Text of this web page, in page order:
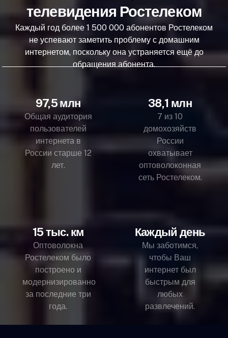
телевидения Ростелеком
Каждый год более 1 500 000 абонентов Ростелеком
не успевают заметить проблему с домашним
интернетом, поскольку она устраняется ещё до
обращения абонента.
97,5 млн
Общая аудитория
пользователей
интернета в
России старше 12
лет.
38,1 млн
7 из 10
домохозяйств
России
охватывает
оптоволоконная
сеть Ростелеком.
15 тыс. км
Оптоволокна
Ростелеком было
построено и
модернизированно
за последние три
года.
Каждый день
Мы заботимся,
чтобы Ваш
интернет был
быстрым для
любых
развлечений.